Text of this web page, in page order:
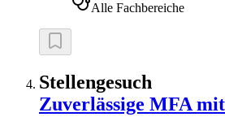
Alle Fachbereiche
Stellengesuch
Zuverlässige MFA